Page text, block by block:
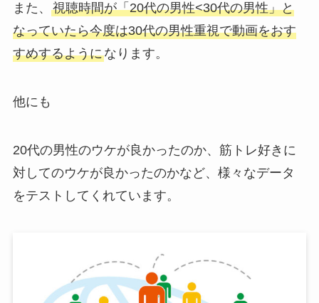
また、 視聴時間が「20代の男性<30代の男性」と
なっていたら今度は30代の男性重視で動画をおす
すめするようになります。
他にも
20代の男性のウケが良かったのか、筋トレ好きに
対してのウケが良かったのかなど、様々なデータ
をテストしてくれています。